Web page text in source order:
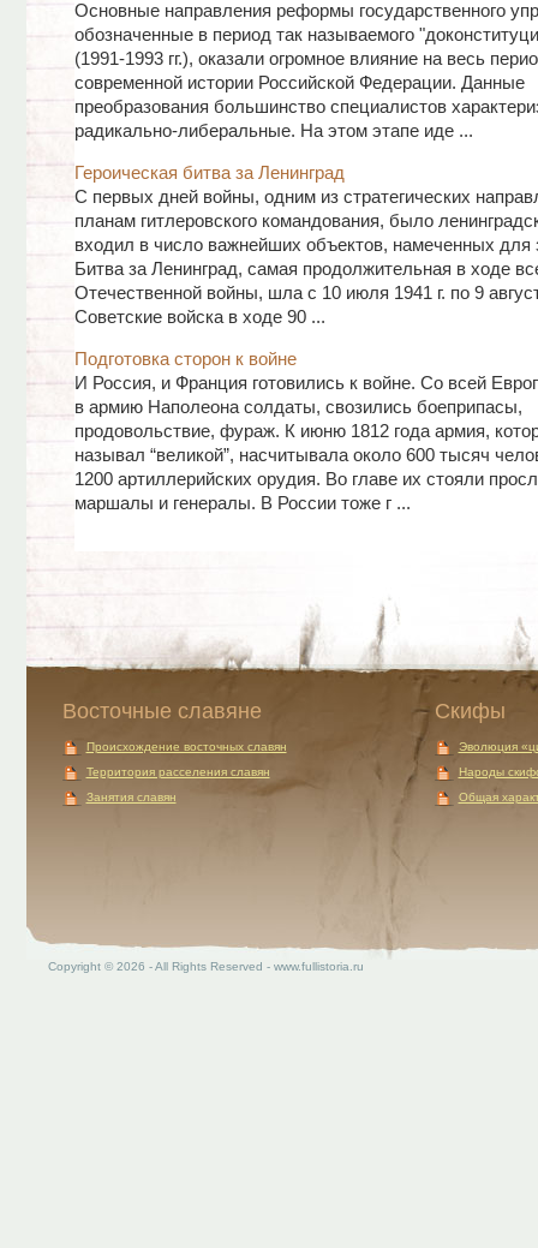
Основные направления реформы государственного
обозначенные в период так называемого
(1991-1993 гг.), оказали огромное влияние на весь
современной истории Российской Федерации. Данные
преобразования большинство специалистов
радикально-либеральные. На этом этапе иде ...
Героическая битва за Ленинград
С первых дней войны, одним из стратегических
планам гитлеровского командования, было
входил в число важнейших объектов, намеченных для
Битва за Ленинград, самая продолжительная в ходе
Отечественной войны, шла с 10 июля 1941 г. по 9
Советские войска в ходе 90 ...
Подготовка сторон к войне
И Россия, и Франция готовились к войне. Со всей
в армию Наполеона солдаты, свозились боеприпасы,
продовольствие, фураж. К июню 1812 года армия,
называл “великой”, насчитывала около 600 тысяч
1200 артиллерийских орудия. Во главе их стояли
маршалы и генералы. В России тоже г ...
Восточные славяне
Происхождение восточных славян
Территория расселения славян
Занятия славян
Скифы
Эволюция
Народы
Общая
Copyright © 2026 - All Rights Reserved - www.fullistoria.ru